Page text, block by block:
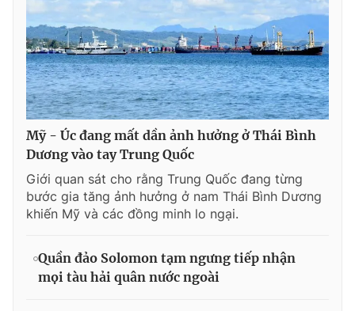
Mỹ - Úc đang mất dần ảnh hưởng ở Thái Bình
Dương vào tay Trung Quốc
Giới quan sát cho rằng Trung Quốc đang từng
bước gia tăng ảnh hưởng ở nam Thái Bình Dương
khiến Mỹ và các đồng minh lo ngại.
Quần đảo Solomon tạm ngưng tiếp nhận
mọi tàu hải quân nước ngoài